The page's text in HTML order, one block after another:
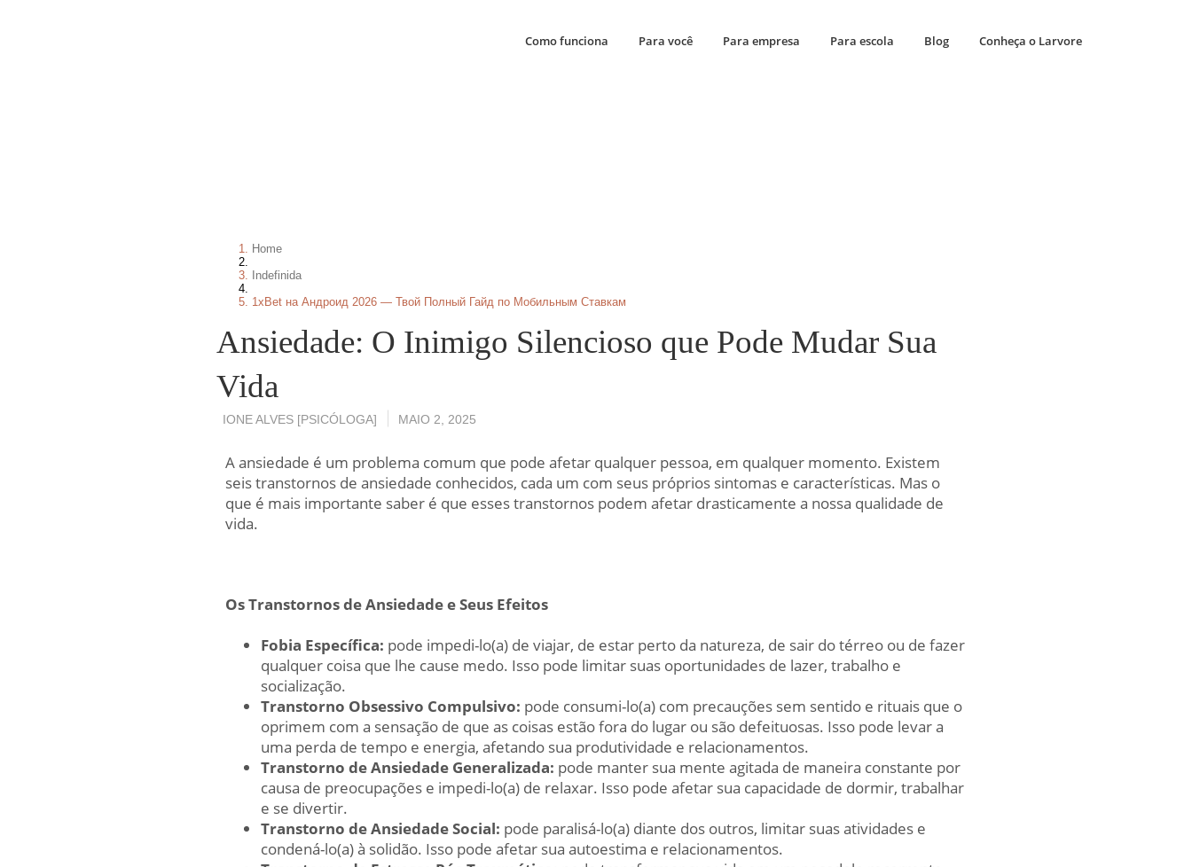
Como funciona Para você Para empresa Para escola Blog Conheça o Larvore
Home
Indefinida
1xBet на Андроид 2026 — Твой Полный Гайд по Мобильным Ставкам
Ansiedade: O Inimigo Silencioso que Pode Mudar Sua
Vida
IONE ALVES [PSICÓLOGA] MAIO 2, 2025
A ansiedade é um problema comum que pode afetar qualquer pessoa, em qualquer momento. Existem
seis transtornos de ansiedade conhecidos, cada um com seus próprios sintomas e características. Mas o
que é mais importante saber é que esses transtornos podem afetar drasticamente a nossa qualidade de
vida.
Os Transtornos de Ansiedade e Seus Efeitos
Fobia Específica: pode impedi-lo(a) de viajar, de estar perto da natureza, de sair do térreo ou de fazer
qualquer coisa que lhe cause medo. Isso pode limitar suas oportunidades de lazer, trabalho e
socialização.
Transtorno Obsessivo Compulsivo: pode consumi-lo(a) com precauções sem sentido e rituais que o
oprimem com a sensação de que as coisas estão fora do lugar ou são defeituosas. Isso pode levar a
uma perda de tempo e energia, afetando sua produtividade e relacionamentos.
Transtorno de Ansiedade Generalizada: pode manter sua mente agitada de maneira constante por
causa de preocupações e impedi-lo(a) de relaxar. Isso pode afetar sua capacidade de dormir, trabalhar
e se divertir.
Transtorno de Ansiedade Social: pode paralisá-lo(a) diante dos outros, limitar suas atividades e
condená-lo(a) à solidão. Isso pode afetar sua autoestima e relacionamentos.